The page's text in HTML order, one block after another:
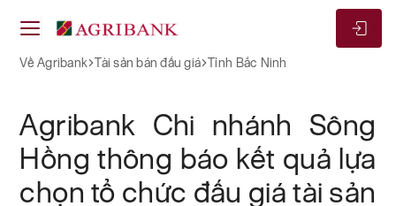
Về Agribank Tài sản bán đấu giá Tỉnh Bắc Ninh
Agribank Chi nhánh Sông
Hồng thông báo kết quả lựa
chọn tổ chức đấu giá tài sản